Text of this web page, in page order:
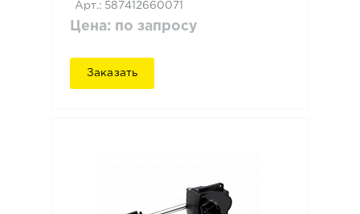
Арт.: 587412660071
Цена: по запросу
Заказать